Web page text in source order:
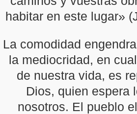
habitar en este lugar»
La comodidad
la mediocridad, en
de nuestra vida, es
Dios, quien espera
nosotros. El pueblo